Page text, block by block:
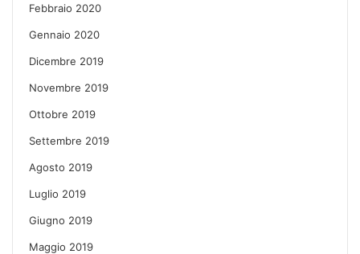
Febbraio 2020
Gennaio 2020
Dicembre 2019
Novembre 2019
Ottobre 2019
Settembre 2019
Agosto 2019
Luglio 2019
Giugno 2019
Maggio 2019